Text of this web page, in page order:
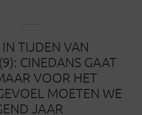
TIJDEN VAN
CINEDANS GAAT
VOOR HET
MOETEN WE
JAAR